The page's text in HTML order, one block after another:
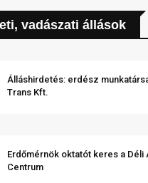
vadászati állások
Álláshirdetés: erdész
Trans Kft.
Erdőmérnök oktatót keres a
Centrum